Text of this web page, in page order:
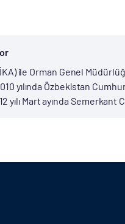
ile Orman Genel
yılında Özbekistan
Mart ayında Semerkant